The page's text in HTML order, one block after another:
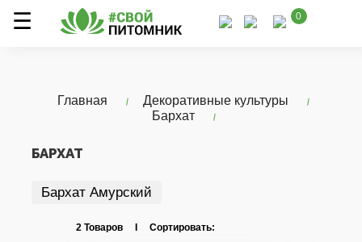
0
Главная
Декоративные культуры
Бархат
БАРХАТ
Бархат Амурский
2 Товаров I Сортировать: